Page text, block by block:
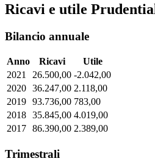
Ricavi e utile
Bilancio annuale
Anno Ricavi
Utile
2021
26.500,00 -2.042,00
2020 36.247,00 2.118,00
2019 93.736,00 783,00
2018 35.845,00 4.019,00
2017 86.390,00 2.389,00
Trimestrali